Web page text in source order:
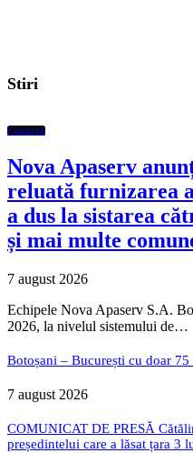
Stiri
Featured
Nova Apaserv
reluată furnizarea
a dus la sistarea
și mai multe
7 august 2026
Echipele Nova Apaserv S.A.
2026, la nivelul sistemului de…
Botoșani – București cu doar
7 august 2026
COMUNICAT DE PRESĂ
președintelui care a lăsat țara 3